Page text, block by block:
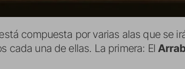
compuesta por varias alas que se
cada una de ellas. La primera: El